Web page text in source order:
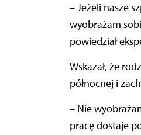
– Jeżeli nasze
wyobrażam
powiedział
Wskazał, że
północnej i
– Nie
pracę dostaje